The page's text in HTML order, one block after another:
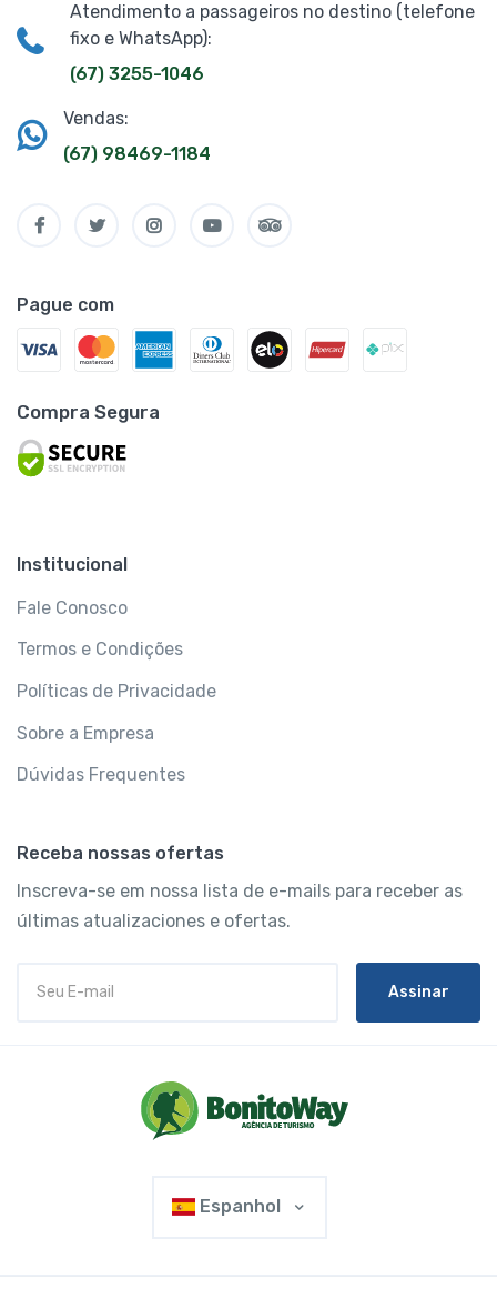
Atendimento a passageiros no destino (telefone
fixo e WhatsApp):
(67) 3255-1046
Vendas:
(67) 98469-1184
Pague com
Compra Segura
Institucional
Fale Conosco
Termos e Condições
Políticas de Privacidade
Sobre a Empresa
Dúvidas Frequentes
Receba nossas ofertas
Inscreva-se em nossa lista de e-mails para receber as
últimas atualizaciones e ofertas.
Assinar
Espanhol